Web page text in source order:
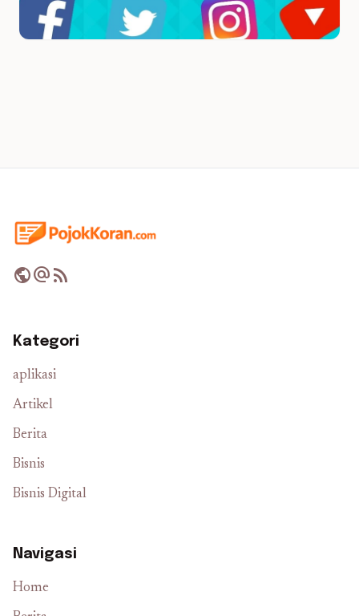
publicalternate_emailrss_feed
Kategori
aplikasi
Artikel
Berita
Bisnis
Bisnis Digital
Navigasi
Home